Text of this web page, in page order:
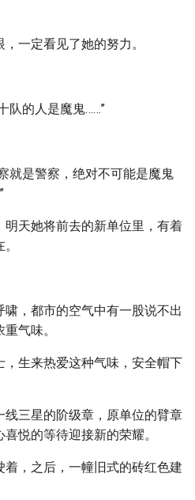
一定看见了她的努力。
队的人是魔鬼……”
就是警察，绝对不可能是魔鬼
天她将前去的新单位里，有着
，都市的空气中有一股说不出
气味。
生来热爱这种气味，安全帽下
三星的阶级章，原单位的臂章
悦的等待迎接新的荣耀。
，之后，一幢旧式的砖红色建